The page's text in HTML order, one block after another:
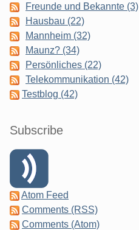
Freunde und Bekannte (3)
Hausbau (22)
Mannheim (32)
Maunz? (34)
Persönliches (22)
Telekommunikation (42)
Testblog (42)
Subscribe
Atom Feed
Comments (RSS)
Comments (Atom)